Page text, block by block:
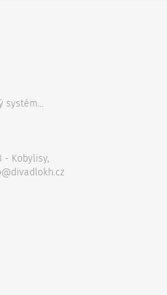
systém...
- Kobylisy,